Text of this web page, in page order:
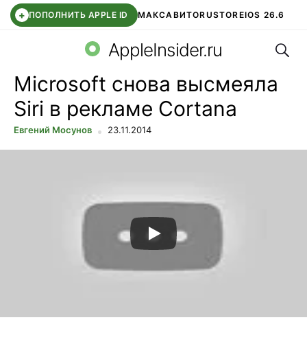
+ ПОПОЛНИТЬ APPLE ID МАКСАВИТОRUSTOREIOS 26.6
СБЕР КИДС ВТБ ОНЛАЙН ЧАТ В ROBLOX
AppleInsider.ru
Microsoft снова высмеяла
Siri в рекламе Cortana
Евгений Мосунов 23.11.2014